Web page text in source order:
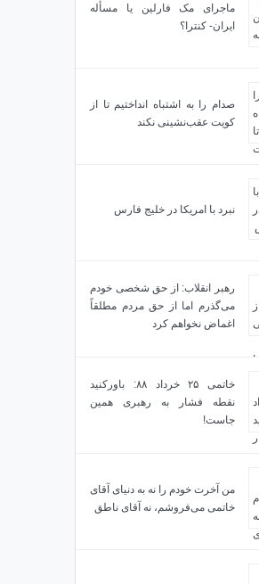
ماجرای مک فارلین یا مسأله
ایران- کنترا؟
صدام را به اشتباه انداختیم تا از
کویت عقب‌نشینی نکند
نبرد با امریکا در خلیج فارس
رهبر انقلاب: از حق شخصی خودم
می‌گذرم اما از حق مردم مطلقاً
اغماض نخواهم کرد
خاتمی ۲۵ خرداد ۸۸: باورکنید
نقطه فشار به رهبری همین
جاست!
من آخرت خودم را نه به دنیای آقای
خاتمی می‌فروشم، نه آقای ناطق